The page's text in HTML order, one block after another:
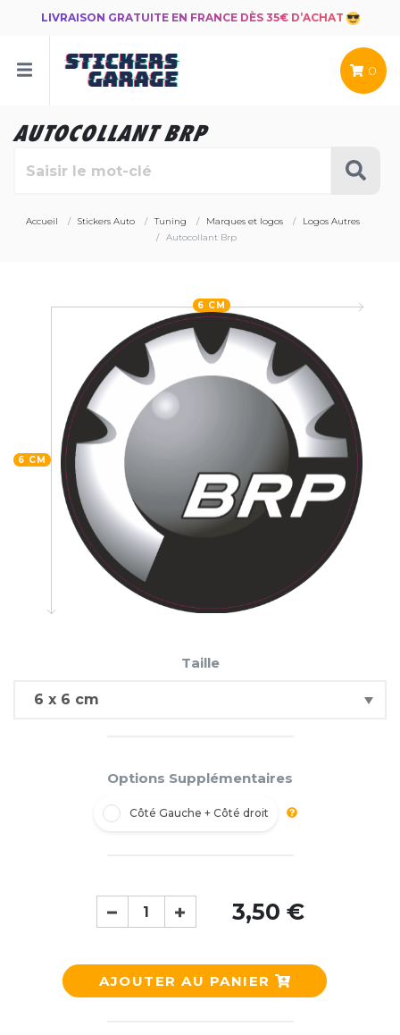
LIVRAISON GRATUITE EN FRANCE DÈS 35€ D’ACHAT
0
AUTOCOLLANT BRP
Accueil Stickers Auto Tuning Marques et logos
Logos Autres
Autocollant Brp
6 CM
6 CM
Taille
Options Supplémentaires
Côté Gauche + Côté droit
3,50 €
AJOUTER AU PANIER